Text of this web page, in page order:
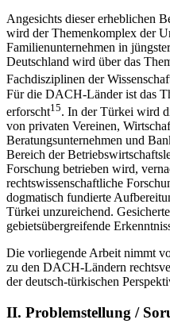
Angesichts dieser erheblichen
wird der Themenkomplex der
Familienunternehmen in
Deutschland wird über das
Fachdisziplinen der
Für die DACH-Länder ist das
erforscht15. In der Türkei wird
von privaten Vereinen,
Beratungsunternehmen und
Bereich der
Forschung betrieben wird,
rechtswissenschaftliche
dogmatisch fundierte
Türkei unzureichend.
gebietsübergreifende
Die vorliegende Arbeit nimmt
zu den DACH-Ländern
der deutsch-türkischen
II. Problemstellung /